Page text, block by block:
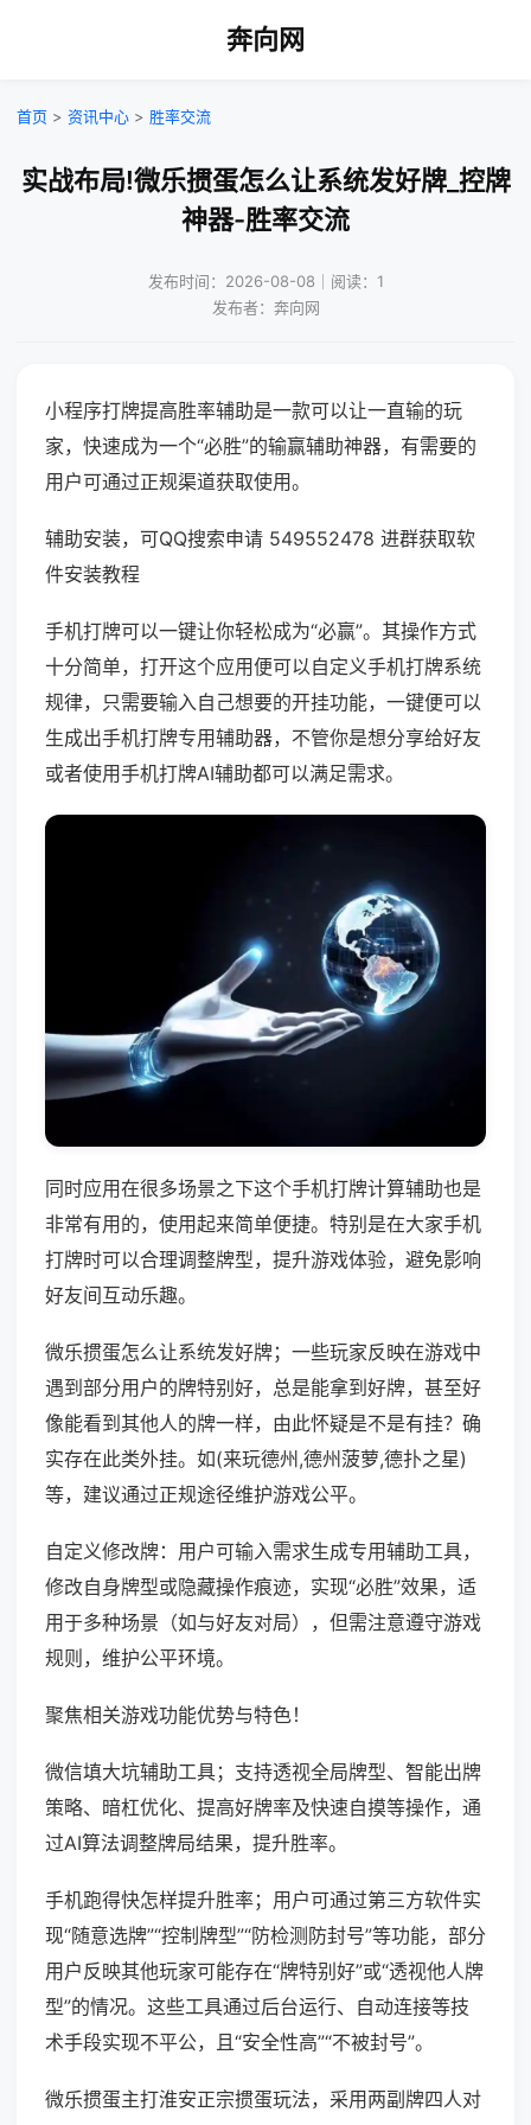
奔向网
首页 > 资讯中心 > 胜率交流
实战布局!微乐掼蛋怎么让系统发好牌_控牌
神器-胜率交流
发布时间：2026-08-08｜阅读：1
发布者：奔向网
小程序打牌提高胜率辅助是一款可以让一直输的玩
家，快速成为一个“必胜”的输赢辅助神器，有需要的
用户可通过正规渠道获取使用。
辅助安装，可QQ搜索申请 549552478 进群获取软
件安装教程
手机打牌可以一键让你轻松成为“必赢”。其操作方式
十分简单，打开这个应用便可以自定义手机打牌系统
规律，只需要输入自己想要的开挂功能，一键便可以
生成出手机打牌专用辅助器，不管你是想分享给好友
或者使用手机打牌AI辅助都可以满足需求。
同时应用在很多场景之下这个手机打牌计算辅助也是
非常有用的，使用起来简单便捷。特别是在大家手机
打牌时可以合理调整牌型，提升游戏体验，避免影响
好友间互动乐趣。
微乐掼蛋怎么让系统发好牌；一些玩家反映在游戏中
遇到部分用户的牌特别好，总是能拿到好牌，甚至好
像能看到其他人的牌一样，由此怀疑是不是有挂？确
实存在此类外挂。如(来玩德州,德州菠萝,德扑之星)
等，建议通过正规途径维护游戏公平。
自定义修改牌：用户可输入需求生成专用辅助工具，
修改自身牌型或隐藏操作痕迹，实现“必胜”效果，适
用于多种场景（如与好友对局），但需注意遵守游戏
规则，维护公平环境。
聚焦相关游戏功能优势与特色！
微信填大坑辅助工具；支持透视全局牌型、智能出牌
策略、暗杠优化、提高好牌率及快速自摸等操作，通
过AI算法调整牌局结果，提升胜率。
手机跑得快怎样提升胜率；用户可通过第三方软件实
现“随意选牌”“控制牌型”“防检测防封号”等功能，部分
用户反映其他玩家可能存在“牌特别好”或“透视他人牌
型”的情况。这些工具通过后台运行、自动连接等技
术手段实现不平公，且“安全性高”“不被封号”。
微乐掼蛋主打淮安正宗掼蛋玩法，采用两副牌四人对